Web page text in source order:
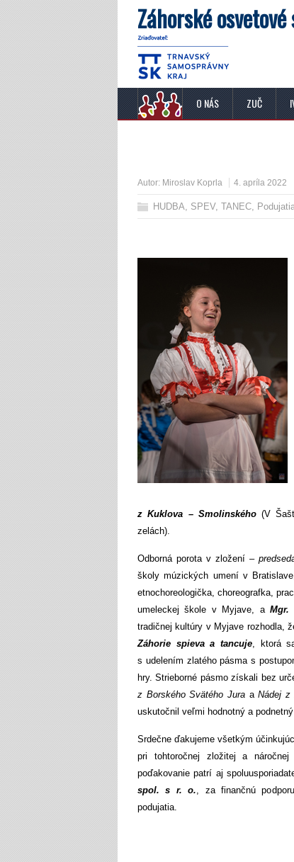
Záhorské
O NÁS ZUČ
Autor: Miroslav Koprla 4. apríla 2022
HUDBA, SPEV, TANEC,
z Kuklova – Smolinského(V
zelách).
Odborná porota v zložení –
školy múzických umení v
etnochoreologička, choreografka,
umeleckej škole v Myjave, aMgr.
tradičnej kultúry v Myjave rozhodla,
Záhorie spieva a tancuje, ktorá
s udelením zlatého pásma s
hry. Strieborné pásmo získali bez
z Borského Svätého JuraaNádej z
uskutočnil veľmi hodnotný a
Srdečne ďakujeme všetkým
pri tohtoročnej zložitej a
poďakovanie patrí aj
spol. s r. o., za finančnú
podujatia.